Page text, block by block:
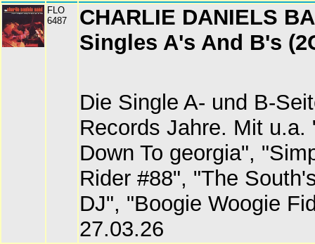
FLO
6487
CHARLIE DANIELS
Singles A's And B's
Die Single A- und B-
Records Jahre. Mit u.a.
Down To georgia",
Rider #88", "The
DJ", "Boogie Woogie
27.03.26